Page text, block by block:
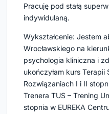
Pracuję pod stałą
indywidulaną.
Wykształcenie: Jestem
Wrocławskiego na
psychologia kliniczna i
ukończyłam kurs Terapii
Rozwiązaniach I i II
Trenera TUS – Trening
stopnia w EUREKA